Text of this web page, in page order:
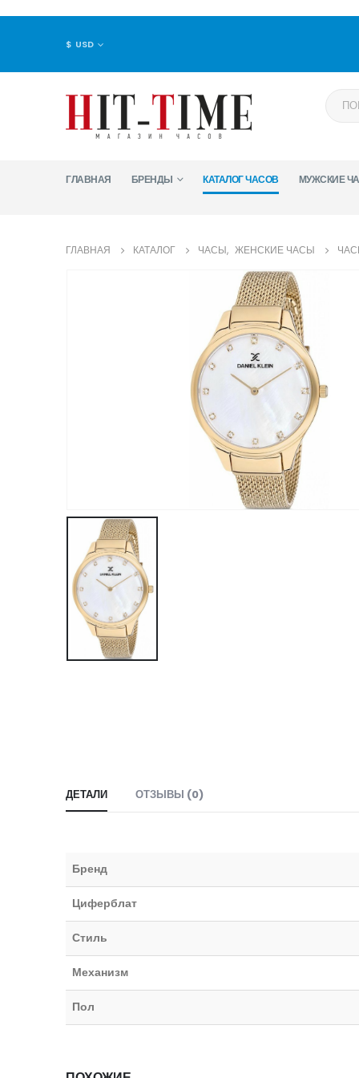
$ USD
ГЛАВНАЯ БРЕНДЫ КАТАЛОГ ЧАСОВ МУЖСКИЕ
ГЛАВНАЯ КАТАЛОГ ЧАСЫ, ЖЕНСКИЕ ЧАСЫ
ДЕТАЛИ ОТЗЫВЫ (0)
Бренд
Циферблат
Стиль
Механизм
Пол